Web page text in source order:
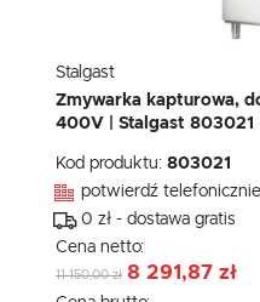
Stalgast
Zmywarka kapturowa,
400V | Stalgast 803021
Kod produktu: 803021
potwierdź telefonicznie
0 zł - dostawa gratis
Cena netto:
11 150,00 zł 8 291,87 zł